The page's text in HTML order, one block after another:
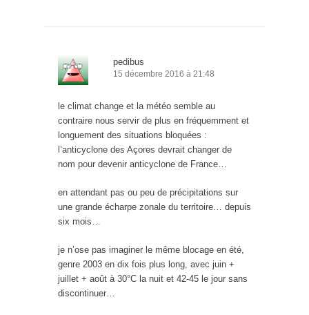
pedibus
15 décembre 2016 à 21:48
le climat change et la météo semble au
contraire nous servir de plus en fréquemment et
longuement des situations bloquées :
l’anticyclone des Açores devrait changer de
nom pour devenir anticyclone de France…
en attendant pas ou peu de précipitations sur
une grande écharpe zonale du territoire… depuis
six mois…
je n’ose pas imaginer le même blocage en été,
genre 2003 en dix fois plus long, avec juin +
juillet + août à 30°C la nuit et 42-45 le jour sans
discontinuer…